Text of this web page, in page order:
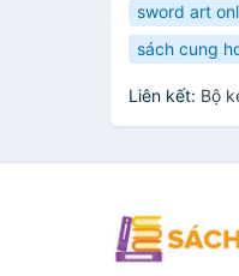
sword art
sách cung
Liên kết: Bộ